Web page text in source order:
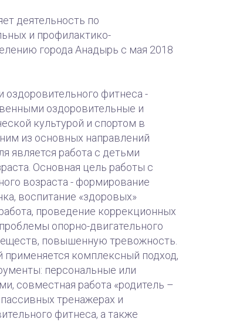
деятельность по
и профилактико-
города Анадырь с мая 2018
оздоровительного фитнеса -
оздоровительные и
культурой и спортом в
из основных направлений
является работа с детьми
Основная цель работы с
возраста - формирование
воспитание «здоровых»
проведение коррекционных
опорно-двигательного
повышенную тревожность.
комплексный подход,
персональные или
совместная работа «родитель –
тренажерах и
фитнеса, а также